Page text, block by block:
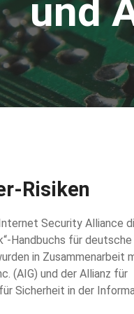
und
Risiken
Security Alliance
Handbuchs für
in Zusammenarbeit
(AIG) und der Allianz für
Sicherheit in der